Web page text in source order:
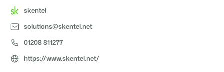
skentel
solutions@skentel.net
01208 811277
https://www.skentel.net/